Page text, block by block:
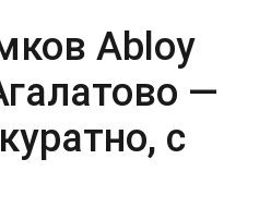
Abloy
—
с